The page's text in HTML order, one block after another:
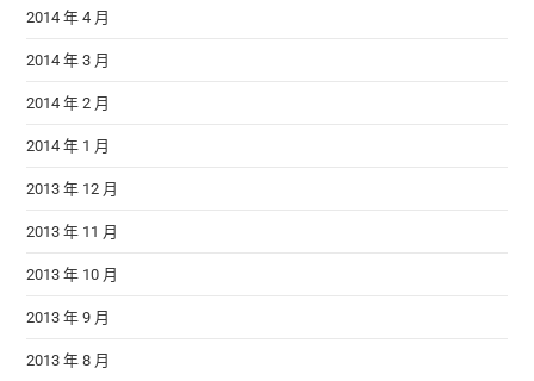
2014 年 4 月
2014 年 3 月
2014 年 2 月
2014 年 1 月
2013 年 12 月
2013 年 11 月
2013 年 10 月
2013 年 9 月
2013 年 8 月